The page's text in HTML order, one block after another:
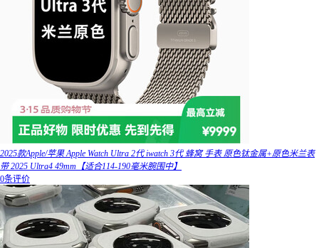
2025款Apple/苹果 Apple Watch Ultra 2代 iwatch 3代 蜂窝 手表 原色钛金属+原色米兰表
带 2025 Ultra4 49mm【适合114-190毫米腕围中】
0条评价